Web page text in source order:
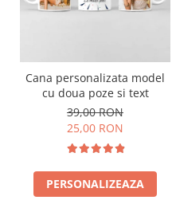
Cana personalizata model
cu doua poze si text
39,00 RON
25,00 RON
PERSONALIZEAZA